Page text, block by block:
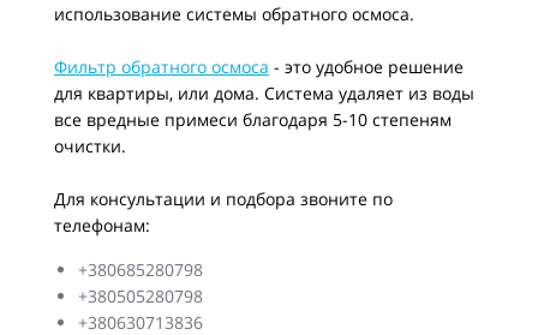
использование системы обратного осмоса.
Фильтр обратного осмоса - это удобное решение
для квартиры, или дома. Система удаляет из воды
все вредные примеси благодаря 5-10 степеням
очистки.
Для консультации и подбора звоните по
телефонам:
+380685280798
+380505280798
+380630713836